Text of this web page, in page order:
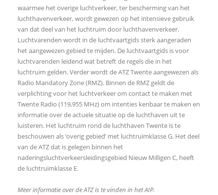
waarmee het overige luchtverkeer, ter bescherming van het
luchthavenverkeer, wordt gewezen op het intensieve gebruik
van dat deel van het luchtruim door luchthavenverkeer.
Luchtvarenden wordt in de luchtvaartgids sterk aangeraden
het aangewezen gebied te mijden. De luchtvaartgids is voor
luchtvarenden leidend wat betreft de regels die in het
luchtruim gelden. Verder wordt de ATZ Twente aangewezen als
Radio Mandatory Zone (RMZ). Binnen de RMZ geldt de
verplichting voor het luchtverkeer om contact te maken met
Twente Radio (119,955 MHz) om intenties kenbaar te maken en
informatie over de actuele situatie op de luchthaven uit te
luisteren. Het luchtruim rond de luchthaven Twente is te
beschouwen als ‘overig gebied’ met luchtruimklasse G. Het deel
van de ATZ dat is gelegen binnen het
naderingsluchtverkeersleidingsgebied Nieuw Milligen C, heeft
de luchtruimklasse E.
Meer informatie over de ATZ is te vinden in het AIP.